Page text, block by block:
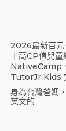
2026最新百元
｜高CP值兒
NativeCamp
TutorJr Kids
身為台灣爸媽
英文的